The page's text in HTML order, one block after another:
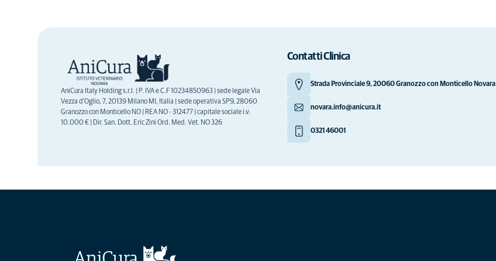
AniCura Italy Holding s.r.l. | P. IVA e C.F 10234850963 | sede legale Via
Vezza d'Oglio, 7, 20139 Milano MI, Italia | sede operativa SP9, 28060
Granozzo con Monticello NO | REA NO - 312477 | capitale sociale i.v.
10.000 € | Dir. San. Dott. Eric Zini Ord. Med. Vet. NO 326
Contatti Clinica
Strada Provinciale 9, 20060 Granozzo con Monticello Novara
novara.info@anicura.it
0321 46001